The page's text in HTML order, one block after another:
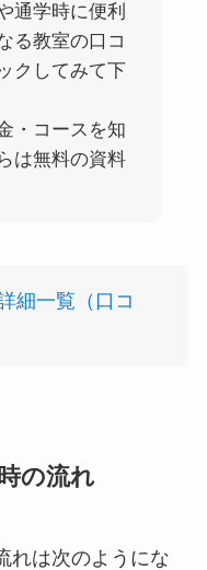
通学時に便利
る教室の口コ
クしてみて下
・コースを知
は無料の資料
細一覧（口コ
の流れ
れは次のようにな